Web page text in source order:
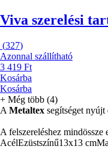
Viva szerelési
(327)
Azonnal szállítható
3 419 Ft
Kosárba
Kosárba
+ Még több (4)
A Metaltex segítséget
A felszereléshez mindössze
AcélEzüstszínű13x13 cm